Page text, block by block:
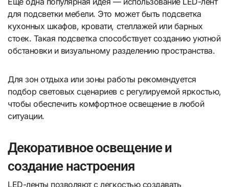
для подсветки мебели. Это может быть подсветка
кухонных шкафов, кровати, стеллажей или барных
стоек. Такая подсветка способствует созданию уютной
обстановки и визуальному разделению пространства.
Для зон отдыха или зоны работы рекомендуется
подбор световых сценариев с регулируемой яркостью,
чтобы обеспечить комфортное освещение в любой
ситуации.
Декоративное освещение и
создание настроения
LED-ленты позволяют с легкостью создавать